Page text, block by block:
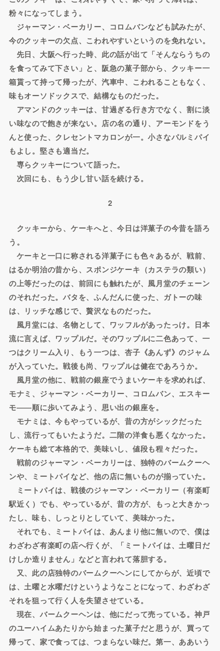
粉々になってしまう。
ジャーマン・ベーカリー、コロムバンなども試みたが、
今のクッキーの欠点、こわれやすいというのを免れない。
先日、大阪へ行った時、此の話が出て「そんならうちの
を食ってみて下さい」と、阪急の菓子部から、クッキー一
箱貰って持って帰ったが、汽車中、こわれることもなく、
味もオーソドックスで、結構なものだった。
アマンドのクッキーは、甘過ぎる行き方でなく、割に淡
い味なので飽きが来ない。店の名の通り、アーモンドをう
んと使った、クレセントマカロンが一。小さなパルミパイ
もよし。堅さも適当だ。
専らクッキーについて語った。
次回にも、もう少し甘い話を続ける。
2
クッキーから、ケーキへと、今日は洋菓子の今昔を語ろ
う。
ケーキと一口に称される洋菓子にも色々あるが、戦前、
はるか明治の昔から、スポンジケーキ（カステラの類い）
の上等だったのは、前回にも触れたが、風月堂のチェーン
のそれだった。バタを、ふんだんに使った、ガトーの味
は、リッチな感じで、贅沢なものだった。
風月堂には、名物として、ワッフルがあったっけ。日本
流に言えば、ワップルだ。そのワップルに二色あって、一
つはクリーム入り、もう一つは、杏子《あんず》のジャム
が入っていた。戦後も尚、ワップルは健在であろうか。
風月堂の他に、戦前の銀座でうまいケーキを求めれば、
モナミ、ジャーマン・ベーカリー、コロムバン、エスキー
モ――順に歩いてみよう、思い出の銀座を。
モナミは、今もやっているが、昔の方がシックだった
し、流行ってもいたようだ。二階の洋食も悪くなかった。
ケーキも総て本格的で、美味いし、値段も程々だった。
戦前のジャーマン・ベーカリーは、独特のバームクーヘ
ンや、ミートパイなど、他の店に無いものが揃っていた。
ミートパイは、戦後のジャーマン・ベーカリー（有楽町
駅近く）でも、やっているが、昔の方が、もっと大きかっ
たし、味も、しっとりとしていて、美味かった。
それでも、ミートパイは、あんまり他に無いので、僕は
わざわざ有楽町の店へ行くが、「ミートパイは、土曜日だ
けしか造りません」などと言われて落胆する。
又、此の店独特のバームクーヘンにしてからが、近頃で
は、土曜と水曜だけというようなことになって、わざわざ
それを狙って行く人を失望させている。
現在、バームクーヘンは、他にだって売っている。神戸
のユーハイムあたりから始まった菓子だと思うが、買って
帰って、家で食っては、つまらない味だ。第一、ああいう